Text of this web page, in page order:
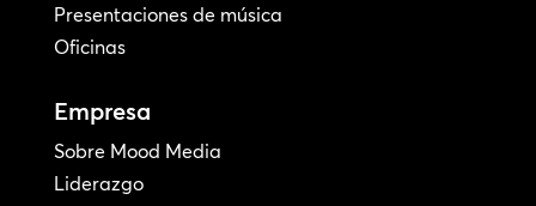
Presentaciones de música
Oficinas
Empresa
Sobre Mood Media
Liderazgo